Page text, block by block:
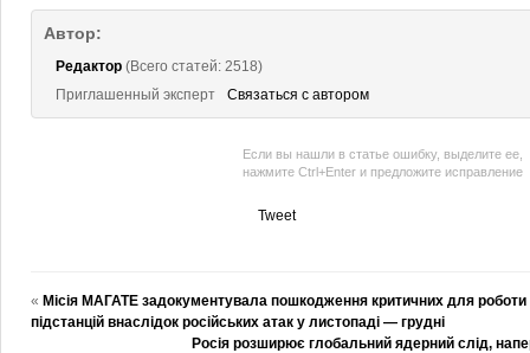
Автор:
Редактор (Всего статей: 2518)
Приглашенный эксперт
Связаться с автором
Если вы нашли в статье ошибку, выделите ее,
нажмите Ctrl+Enter и предложите исправление
Tweet
« Місія МАГАТЕ задокументувала пошкодження критичних для роботи
підстанцій внаслідок російських атак у листопаді — грудні
Росія розширює глобальний ядерний слід,